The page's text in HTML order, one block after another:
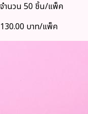
จำนวน 50 ชิ้น/แพ็ค
130.00 บาท/แพ็ค